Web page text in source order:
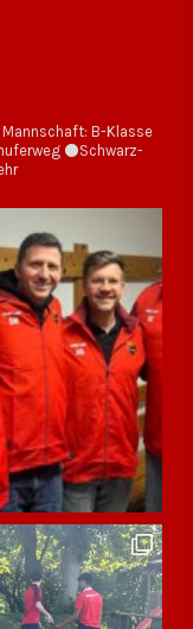
Mannschaft: B-Klasse
⚫️Schwarz-